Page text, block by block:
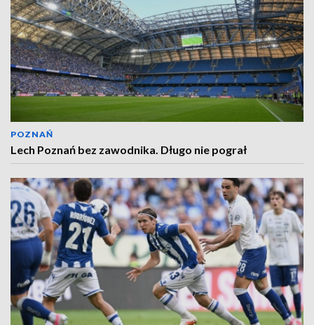
POZNAŃ
Lech Poznań bez zawodnika. Długo nie pograł